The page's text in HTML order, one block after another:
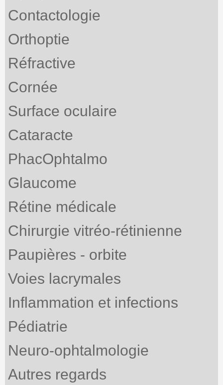
Contactologie
Orthoptie
Réfractive
Cornée
Surface oculaire
Cataracte
PhacOphtalmo
Glaucome
Rétine médicale
Chirurgie vitréo-rétinienne
Paupières - orbite
Voies lacrymales
Inflammation et infections
Pédiatrie
Neuro-ophtalmologie
Autres regards